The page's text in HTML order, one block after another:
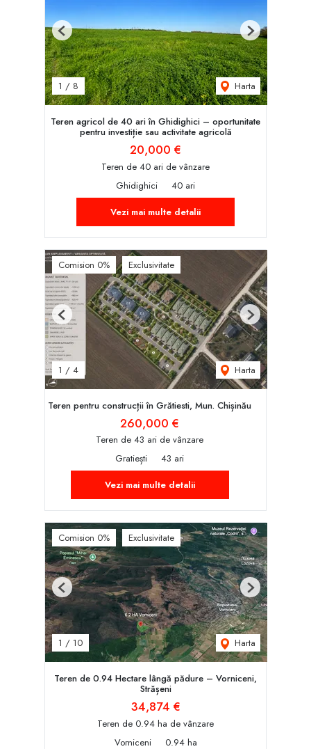
1 / 8 Harta
Previous Next
Teren agricol de 40 ari în Ghidighici – oportunitate
pentru investiție sau activitate agricolă
20,000 €
Teren de 40 ari de vânzare
Ghidighici
40 ari
Vezi mai multe detalii
Comision 0% Exclusivitate
1 / 4 Harta
Previous Next
Teren pentru construcții în Grătiesti, Mun. Chișinău
260,000 €
Teren de 43 ari de vânzare
Gratiești
43 ari
Vezi mai multe detalii
Comision 0% Exclusivitate
1 / 10 Harta
Previous Next
Teren de 0.94 Hectare lângă pădure – Vorniceni,
Strășeni
34,874 €
Teren de 0.94 ha de vânzare
Vorniceni
0.94 ha